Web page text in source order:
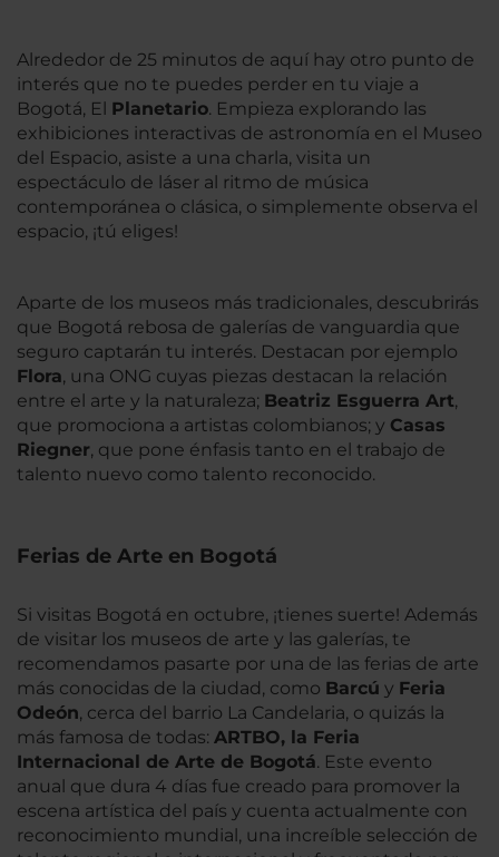
Alrededor de 25 minutos de aquí hay otro punto de
interés que no te puedes perder en tu viaje a
Bogotá, El Planetario. Empieza explorando las
exhibiciones interactivas de astronomía en el Museo
del Espacio, asiste a una charla, visita un
espectáculo de láser al ritmo de música
contemporánea o clásica, o simplemente observa el
espacio, ¡tú eliges!
Aparte de los museos más tradicionales, descubrirás
que Bogotá rebosa de galerías de vanguardia que
seguro captarán tu interés. Destacan por ejemplo
Flora, una ONG cuyas piezas destacan la relación
entre el arte y la naturaleza; Beatriz Esguerra Art,
que promociona a artistas colombianos; y Casas
Riegner, que pone énfasis tanto en el trabajo de
talento nuevo como talento reconocido.
Ferias de Arte en Bogotá
Si visitas Bogotá en octubre, ¡tienes suerte! Además
de visitar los museos de arte y las galerías, te
recomendamos pasarte por una de las ferias de arte
más conocidas de la ciudad, como Barcú y Feria
Odeón, cerca del barrio La Candelaria, o quizás la
más famosa de todas: ARTBO, la Feria
Internacional de Arte de Bogotá. Este evento
anual que dura 4 días fue creado para promover la
escena artística del país y cuenta actualmente con
reconocimiento mundial, una increíble selección de